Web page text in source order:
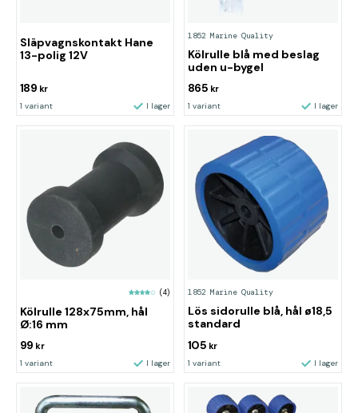
Släpvagnskontakt Hane
13-polig 12V
189 kr
1 variant I lager
1852 Marine Quality
Kölrulle blå med beslag
uden u-bygel
865 kr
1 variant I lager
(4)
Kölrulle 128x75mm, hål
Ø:16 mm
99 kr
1 variant I lager
1852 Marine Quality
Lös sidorulle blå, hål ø18,5
standard
105 kr
1 variant I lager